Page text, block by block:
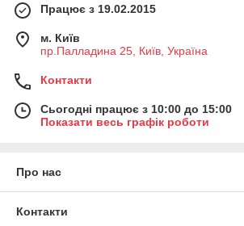
Працює з 19.02.2015
м. Київ
пр.Палладина 25, Київ, Україна
Контакти
Сьогодні працює з 10:00 до 15:00
Показати весь графік роботи
Про нас
Контакти